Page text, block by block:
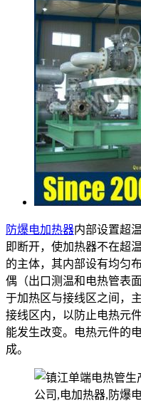
防爆电加热器内部设置超
即断开，使加热器不在超
的主体，其内部设有均匀
偶（出口测温和电热管表
于加热区与接线区之间，
接线区内，以防止电热元
能发生改变。电热元件的
成。